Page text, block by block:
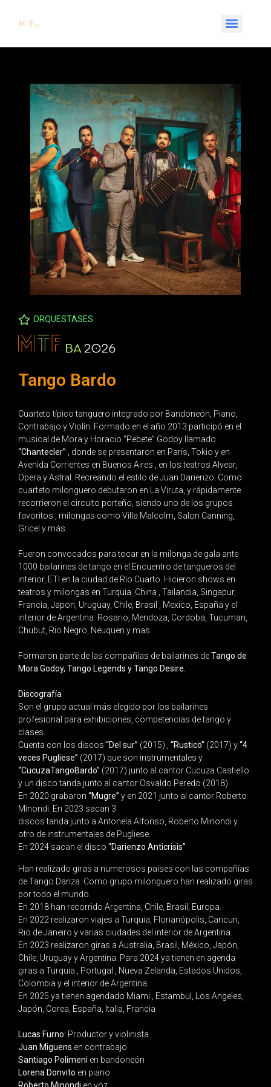
ORQUESTASES
Tango Bardo
Cuarteto típico tanguero integrado por Bandoneón, Piano,
Contrabajo y Violín. Formado en el año 2013 participó en el
musical de Mora y Horacio “Pebete” Godoy llamado
“Chantecler” , donde se presentaron en París, Tokio y en
Avenida Corrientes en Buenos Aires , en los teatros Alvear,
Opera y Astral. Recreando el estilo de Juan Darienzo. Como
cuarteto milonguero debutaron en La Viruta, y rápidamente
recorrieron el circuito porteño, siendo uno de los grupos
favoritos , milongas como Villa Malcolm, Salon Canning,
Gricel y más.
Fueron convocados para tocar en la milonga de gala ante
1000 bailarines de tango en el Encuentro de tangueros del
interior, ETI en la ciudad de Río Cuarto. Hicieron shows en
teatros y milongas en Turquia ,China , Tailandia, Singapur,
Francia, Japon, Uruguay, Chile, Brasil , Mexico, España y el
interior de Argentina: Rosario, Mendoza, Cordoba, Tucuman,
Chubut, Rio Negro, Neuquen y mas.
Formaron parte de las compañías de bailarines deTango de
Mora Godoy, Tango Legends y Tango Desire.
Discografía
Son el grupo actual más elegido por los bailarines
profesional para exhibiciones, competencias de tango y
clases.
Cuenta con los discos “Del sur” (2015) , “Rustico” (2017) y“4
veces Pugliese” (2017) que son instrumentales y
“CucuzaTangoBardo” (2017) junto al cantor Cucuza Castiello
y un disco tanda junto al cantor Osvaldo Peredo (2018)
En 2020 grabaron “Mugre” y en 2021 junto al cantor Roberto
Minondi. En 2023 sacan 3
discos tanda junto a Antonela Alfonso, Roberto Minondi y
otro de instrumentales de Pugliese.
En 2024 sacan el disco “Darienzo Anticrisis”
Han realizado giras a numerosos países con las compañías
de Tango Danza. Como grupo milonguero han realizado giras
por todo el mundo.
En 2018 han recorrido Argentina, Chile, Brasil, Europa.
En 2022 realizaron viajes a Turquia, Florianópolis, Cancun,
Rio de Janeiro y varias ciudades del interior de Argentina.
En 2023 realizaron giras a Australia, Brasil, México, Japón,
Chile, Uruguay y Argentina. Para 2024 ya tienen en agenda
giras a Turquia , Portugal , Nueva Zelanda, Estados Unidos,
Colombia y el interior de Argentina.
En 2025 ya tienen agendado Miami , Estambul, Los Angeles,
Japón, Corea, España, Italia, Francia
Lucas Furno: Productor y violinista
Juan Miguens en contrabajo
Santiago Polimeni en bandoneón
Lorena Donvito en piano
Roberto Minondi en voz.